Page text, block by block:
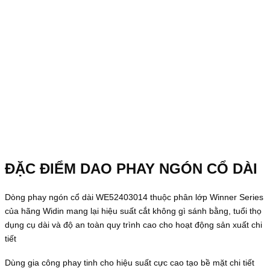
ĐẶC ĐIỂM DAO PHAY NGÓN CỔ DÀI
Dòng phay ngón cổ dài WE52403014 thuộc phân lớp Winner Series
của hãng Widin mang lại hiệu suất cắt không gì sánh bằng, tuổi thọ
dụng cụ dài và độ an toàn quy trình cao cho hoạt động sản xuất chi
tiết
Dùng gia công phay tinh cho hiệu suất cực cao tạo bề mặt chi tiết